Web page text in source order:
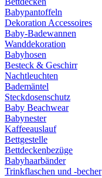
Babypantoffeln
Dekoration Accessoires
Baby-Badewannen
Wanddekoration
Babyhosen
Besteck & Geschirr
Nachtleuchten
Bademäntel
Steckdosenschutz
Baby Beachwear
Babynester
Kaffeeauslauf
Bettgestelle
Bettdeckenbezüge
Babyhaarbänder
Trinkflaschen und -becher